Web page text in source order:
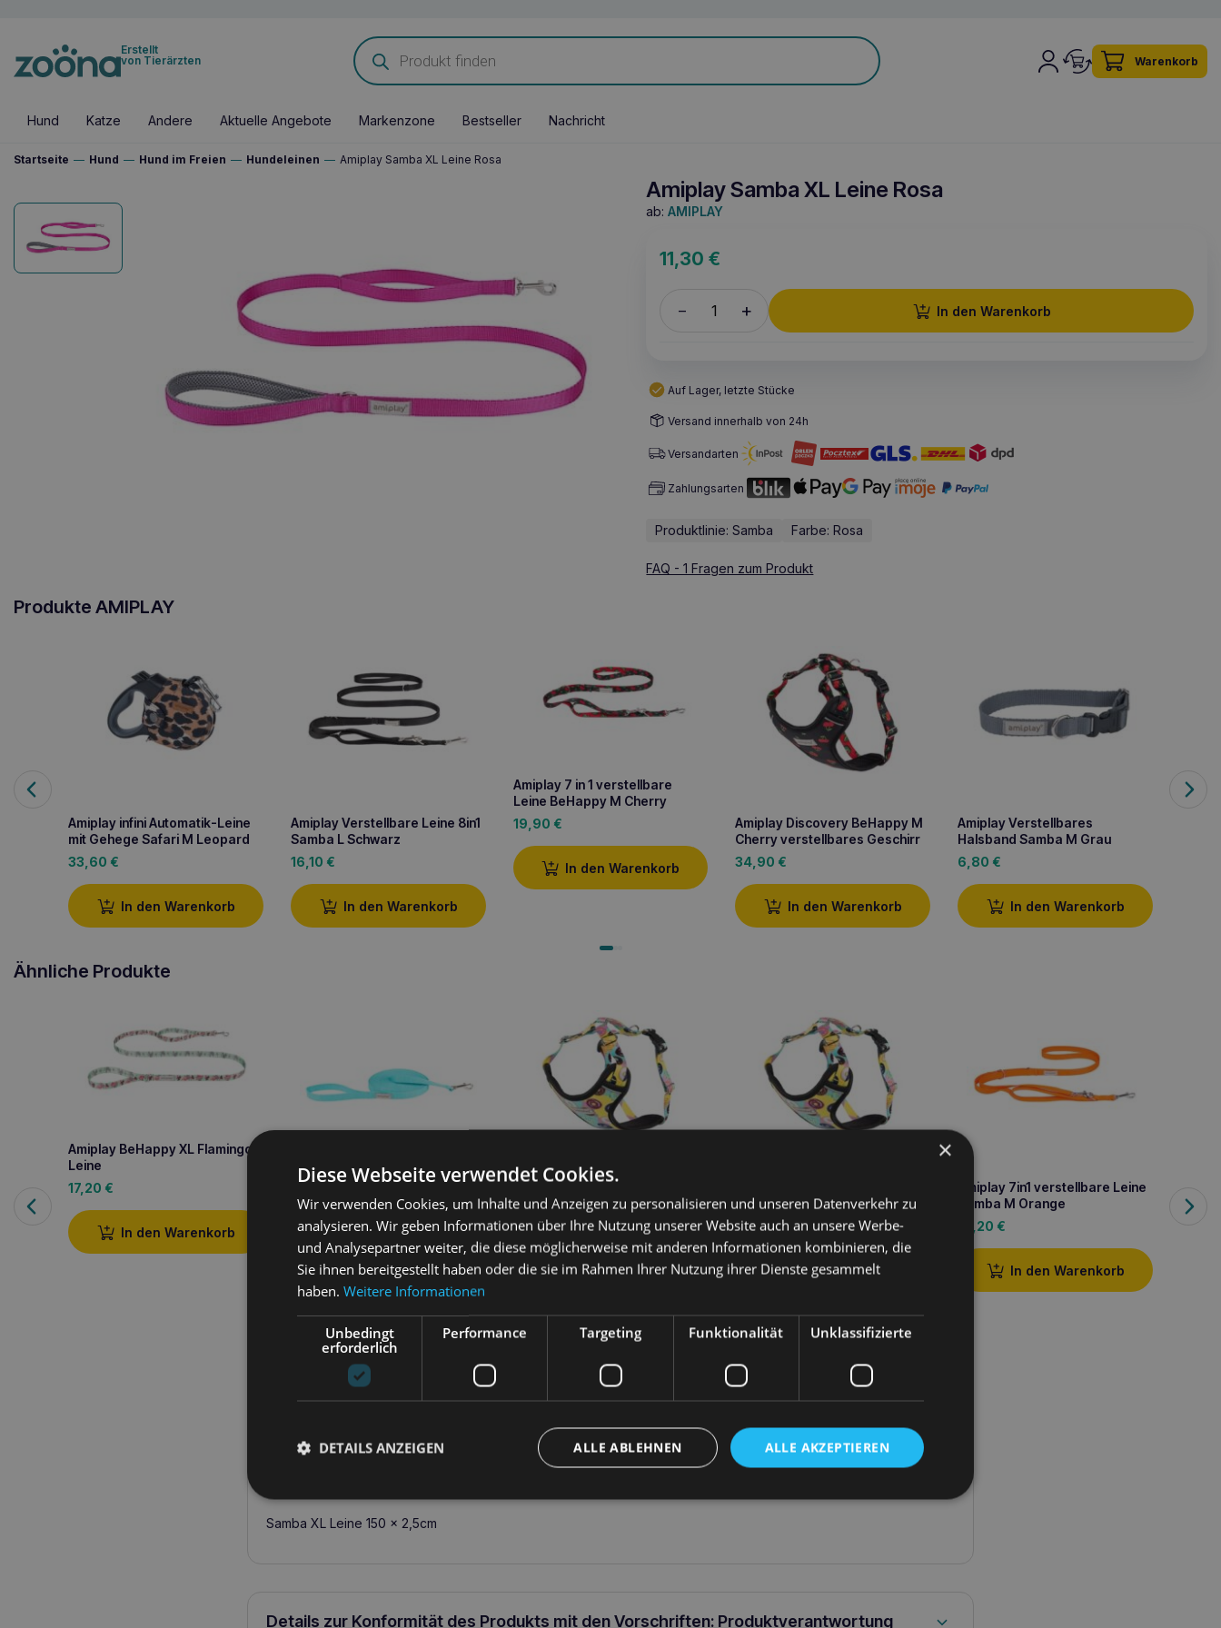
Erstellt
von Tierärzten
Products
search
Warenkorb
Hund Katze Andere Aktuelle Angebote Markenzone Bestseller Nachricht
Startseite — Hund — Hund im Freien — Hundeleinen — Amiplay Samba XL Leine Rosa
Amiplay Samba XL Leine Rosa
ab: AMIPLAY
11,30€
– + In den Warenkorb
Auf Lager, letzte Stücke
Versand innerhalb von 24h
Versandarten
Zahlungsarten
Produktlinie: Samba Farbe: Rosa
FAQ - 1 Fragen zum Produkt
Produkte AMIPLAY
Amiplay infini Automatik-Leine
mit Gehege Safari M Leopard
33,60 €
In den Warenkorb
Amiplay Verstellbare Leine 8in1
Samba L Schwarz
16,10 €
In den Warenkorb
Amiplay 7 in 1 verstellbare
Leine BeHappy M Cherry
19,90 €
In den Warenkorb
Amiplay Discovery BeHappy M
Cherry verstellbares Geschirr
34,90 €
In den Warenkorb
Amiplay Verstellbares
Halsband Samba M Grau
6,80 €
In den Warenkorb
Ähnliche Produkte
Amiplay BeHappy XL Flamingo
Leine
17,20 €
In den Warenkorb
Amiplay Trainingsleine Samba S
Türkis
22,90€
In den Warenkorb
Amiplay Discovery BeHappy M
Donut verstellbares Geschirr
34,90€
In den Warenkorb
verstellbarer Gurt Donut
40,30€
Weiterlesen
Amiplay 7in1 verstellbare Leine
Samba M Orange
10,20 €
In den Warenkorb
Samba XL Leine 150 x 2,5cm
Details zur Konformität des Produkts mit den Vorschriften: Produktverantwortung
×
Diese Webseite verwendet Cookies.
Wir verwenden Cookies, um Inhalte und Anzeigen zu personalisieren und unseren Datenverkehr zu
analysieren. Wir geben Informationen über Ihre Nutzung unserer Website auch an unsere Werbe-
und Analysepartner weiter, die diese möglicherweise mit anderen Informationen kombinieren, die
Sie ihnen bereitgestellt haben oder die sie im Rahmen Ihrer Nutzung ihrer Dienste gesammelt
haben. Weitere Informationen
Unbedingt
erforderlich
Performance Targeting Funktionalität Unklassifizierte
ALLE AKZEPTIEREN
ALLE ABLEHNEN
DETAILS ANZEIGEN